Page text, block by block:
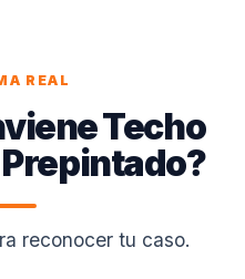
REAL
Techo
reconocer tu caso.